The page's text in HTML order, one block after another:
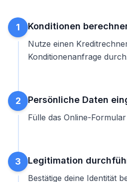
1 Konditionen
Nutze einen
Konditionenanfrage
2 Persönliche Daten
Fülle das Online-
3 Legitimation
Bestätige deine Identität